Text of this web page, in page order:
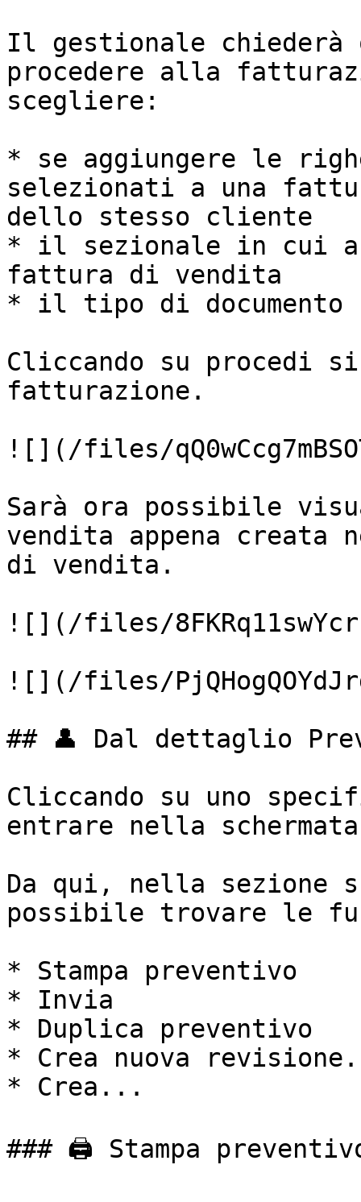
Il gestionale chiederà
procedere alla
scegliere:
* se aggiungere le
selezionati a una
dello stesso cliente
* il sezionale in cui
fattura di vendita
* il tipo di documento
Cliccando su procedi
fatturazione.
![](/files/
Sarà ora possibile
vendita appena creata
di vendita.
![](/files/
![](/files/
## 👤 Dal dettaglio
Cliccando su uno
entrare nella
Da qui, nella sezione
possibile trovare le
* Stampa preventivo
* Invia
* Duplica preventivo
* Crea nuova
* Crea...
### 🖨️ Stampa